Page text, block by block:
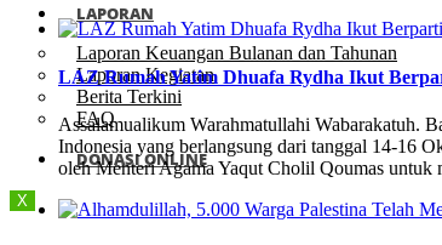
LAPORAN
Laporan Keuangan Bulanan dan Tahunan
Laporan Kegiatan
Berita Terkini
FAQ
DONASI ONLINE
X
LAZ Rumah Yatim Dhuafa Rydha Ikut
Assalamualikum Warahmatullahi
Indonesia yang berlangsung dari tanggal 14-16
oleh Menteri Agama Yaqut Cholil Qoumas